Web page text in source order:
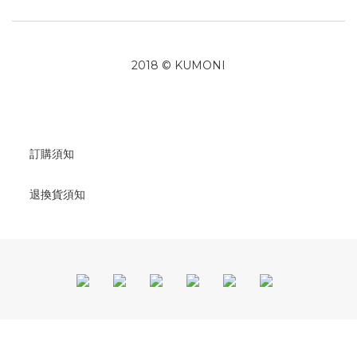
2018 © KUMONI
訂購須知
退換貨須知